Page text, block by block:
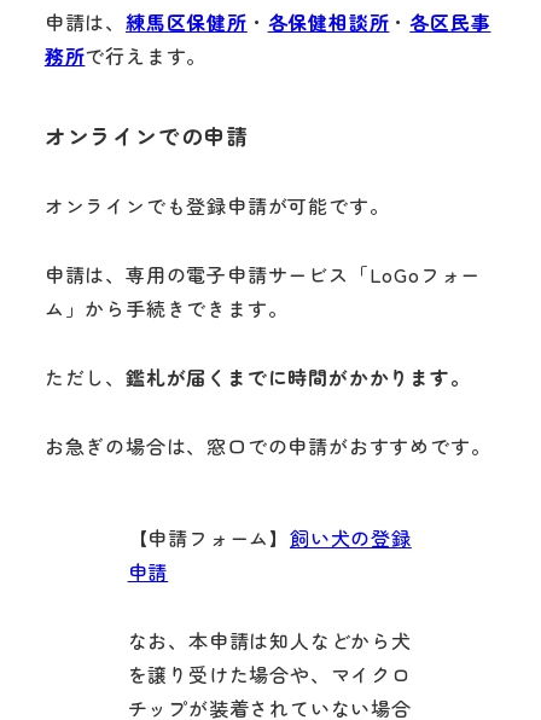
申請は、 練馬区保健所 ・ 各保健相談所 ・各区民事
務所で行えます。
オンラインでの申請
オンラインでも登録申請が可能です。
申請は、専用の電子申請サービス「LoGoフォー
ム」から手続きできます。
ただし、 鑑札が届くまでに時間がかかります。
お急ぎの場合は、窓口での申請がおすすめです。
【申請フォーム】 飼い犬の登録
申請
なお、本申請は知人などから犬
を譲り受けた場合や、マイクロ
チップが装着されていない場合